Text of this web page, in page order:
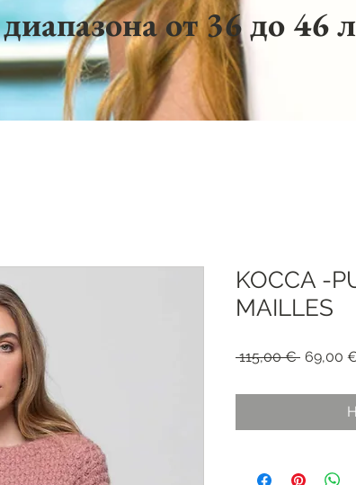
диапазона от 36 до 46
KOCCA -
MAILLES
115,00 € 69,00